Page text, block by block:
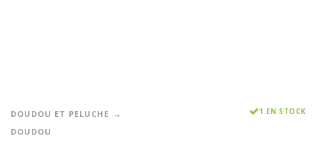
DOUDOU ET PELUCHE
DOUDOU
1 EN STOCK